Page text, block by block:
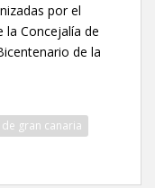
por el
la Concejalía de
de la
gran canaria